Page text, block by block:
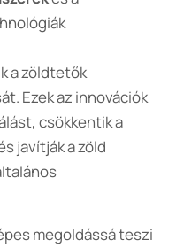
a zöldtetők
Ezek az innovációk
csökkentik a
javítják a zöld
megoldássá teszi